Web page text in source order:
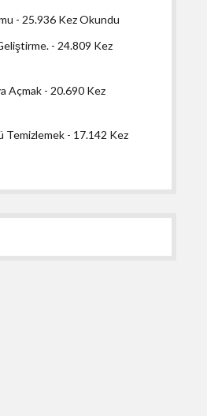
- 25.936 Kez Okundu
- 24.809 Kez
Açmak - 20.690 Kez
Temizlemek - 17.142 Kez